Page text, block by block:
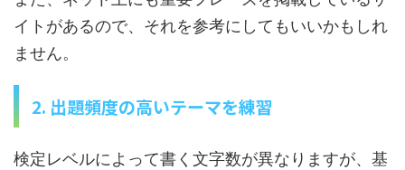
イトがあるので、それを参考にしてもいいかもしれ
ません。
2. 出題頻度の高いテーマを練習
検定レベルによって書く文字数が異なりますが、基